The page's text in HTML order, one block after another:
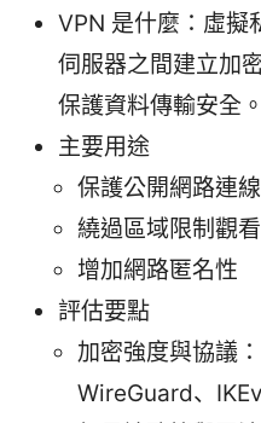
VPN 是什麼：虛擬
伺服器之間建立加
保護資料傳輸安全。
主要用途
保護公開網路連
繞過區域限制觀
增加網路匿名性
評估要點
加密強度與協議：
WireGuard、